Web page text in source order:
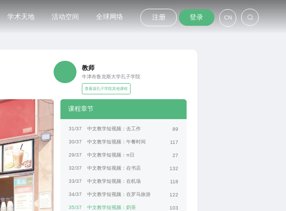
学术天地 活动空间 全球网络 注册 登录 CN
教师
牛津布鲁克斯大学孔子学院
查看该孔子学院其他课程
课程章节
31/37 中文教学短视频：去工作 89
30/37 中文教学短视频：午餐时间 117
29/37 中文教学短视频：π日 27
32/37 中文教学短视频：在书店 132
33/37 中文教学短视频：在机场 118
34/37 中文教学短视频：在罗马旅游 122
35/37 中文教学短视频：奶茶 103